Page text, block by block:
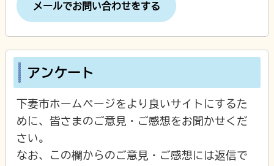
メールでお問い合わせをする
アンケート
下妻市ホームページをより良いサイトにするた
めに、皆さまのご意見・ご感想をお聞かせくだ
さい。
なお、この欄からのご意見・ご感想には返信で